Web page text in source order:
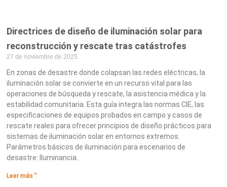
Directrices de diseño de iluminación solar para
reconstrucción y rescate tras catástrofes
27 de noviembre de 2025
En zonas de desastre donde colapsan las redes eléctricas, la
iluminación solar se convierte en un recurso vital para las
operaciones de búsqueda y rescate, la asistencia médica y la
estabilidad comunitaria. Esta guía integra las normas CIE, las
especificaciones de equipos probados en campo y casos de
rescate reales para ofrecer principios de diseño prácticos para
sistemas de iluminación solar en entornos extremos.
Parámetros básicos de iluminación para escenarios de
desastre: Iluminancia.
Leer más "